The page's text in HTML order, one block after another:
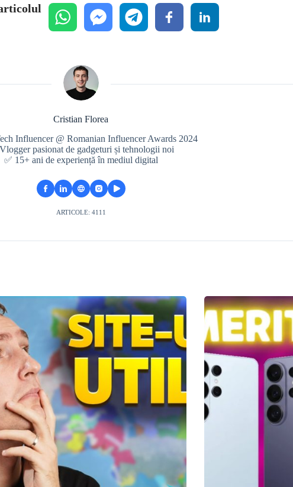
Cristian Florea
Influencer @ Romanian Influencer Awards 2024
pasionat de gadgeturi și tehnologii noi
✅ 15+ ani de experiență în mediul digital
ARTICOLE: 4111